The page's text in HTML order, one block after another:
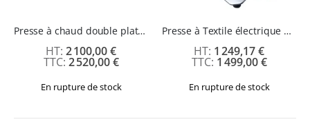
Presse à chaud double plateau 40 x 50cm électrique
2 520,00 €
2 100,00 €
En rupture de stock
Presse à Textile électrique Ouverture Latérale et Tiroir Coulissant - 40 x 50 cm
1 499,00 €
1 249,17 €
En rupture de stock